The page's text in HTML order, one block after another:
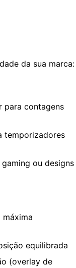
da sua marca:
para contagens
temporizadores
ou designs
máxima
equilibrada
(overlay de